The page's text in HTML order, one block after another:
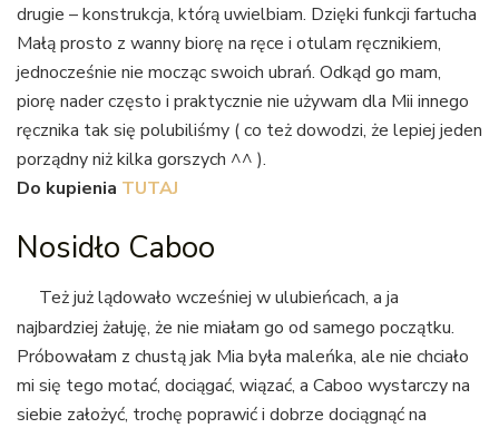
drugie – konstrukcja, którą uwielbiam. Dzięki funkcji fartucha
Małą prosto z wanny biorę na ręce i otulam ręcznikiem,
jednocześnie nie mocząc swoich ubrań. Odkąd go mam,
piorę nader często i praktycznie nie używam dla Mii innego
ręcznika tak się polubiliśmy ( co też dowodzi, że lepiej jeden
porządny niż kilka gorszych ^^ ).
Do kupienia TUTAJ
Nosidło Caboo
Też już lądowało wcześniej w ulubieńcach, a ja
najbardziej żałuję, że nie miałam go od samego początku.
Próbowałam z chustą jak Mia była maleńka, ale nie chciało
mi się tego motać, dociągać, wiązać, a Caboo wystarczy na
siebie założyć, trochę poprawić i dobrze dociągnąć na